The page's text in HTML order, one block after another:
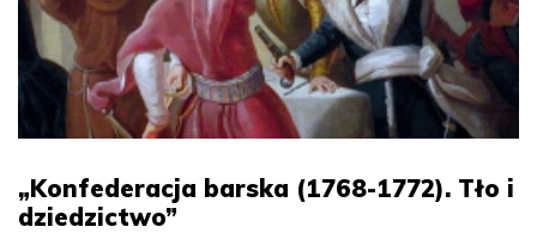
„Konfederacja barska (1768-1772). Tło i
dziedzictwo”